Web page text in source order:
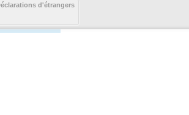
d'étrangers